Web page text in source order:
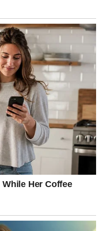
promjene koje će se u
vrlo brzo pokazati
dobit će priliku da
koji će impresionirati
će osjećaj da ponovno
Umjesto da čekaju da
stvarati svoju sreću i
uspjehu.